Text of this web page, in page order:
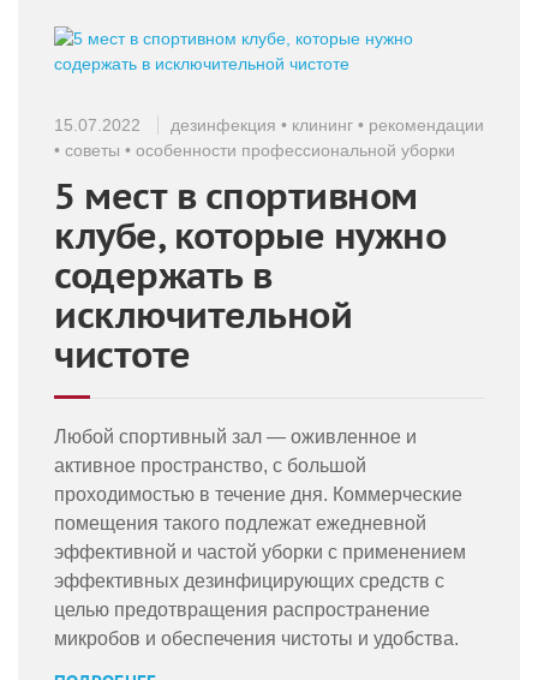
15.07.2022 дезинфекция • клининг • рекомендации
• советы • особенности профессиональной уборки
5 мест в спортивном
клубе, которые нужно
содержать в
исключительной
чистоте
Любой спортивный зал — оживленное и
активное пространство, с большой
проходимостью в течение дня. Коммерческие
помещения такого подлежат ежедневной
эффективной и частой уборки с применением
эффективных дезинфицирующих средств с
целью предотвращения распространение
микробов и обеспечения чистоты и удобства.